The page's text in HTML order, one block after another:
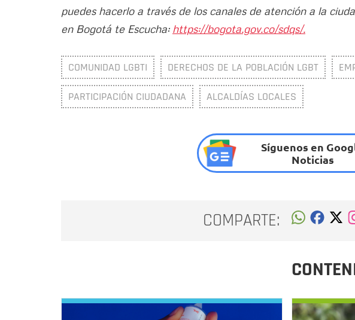
puedes hacerlo a través de los canales de atención a la
en Bogotá te Escucha: https://bogota.gov.co/sdqs/.
COMUNIDAD LGBTI DERECHOS DE LA POBLACIÓN LGBT
PARTICIPACIÓN CIUDADANA ALCALDÍAS LOCALES
Síguenos en
Noticias
COMPARTE: